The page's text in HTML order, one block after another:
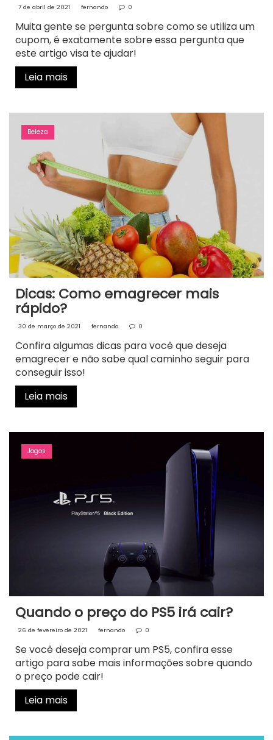
7 de abril de 2021 fernando 0
Muita gente se pergunta sobre como se utiliza um
cupom, é exatamente sobre essa pergunta que
este artigo visa te ajudar!
Leia mais
Beleza
Dicas: Como emagrecer mais
rápido?
30 de março de 2021 fernando 0
Confira algumas dicas para você que deseja
emagrecer e não sabe qual caminho seguir para
conseguir isso!
Leia mais
Jogos
Quando o preço do PS5 irá cair?
26 de fevereiro de 2021 fernando 0
Se você deseja comprar um PS5, confira esse
artigo para sabe mais informações sobre quando
o preço pode cair!
Leia mais